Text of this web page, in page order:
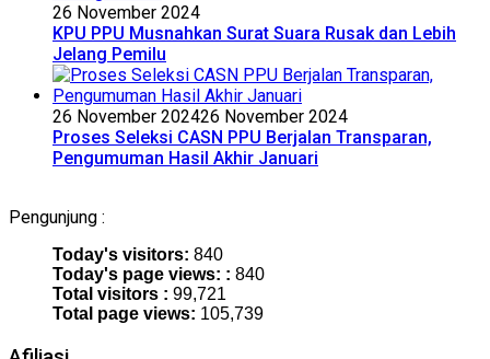
26 November 2024
KPU PPU Musnahkan Surat Suara Rusak dan Lebih
Jelang Pemilu
26 November 202426 November 2024
Proses Seleksi CASN PPU Berjalan Transparan,
Pengumuman Hasil Akhir Januari
Pengunjung :
Today's visitors: 840
Today's page views: : 840
Total visitors : 99,721
Total page views: 105,739